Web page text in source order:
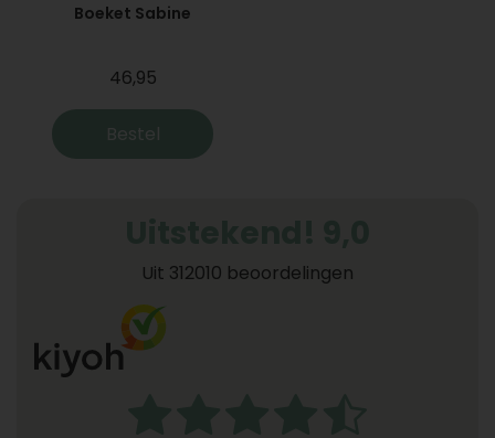
Boeket Sabine
46,95
Bestel
Uit 312010 beoordelingen